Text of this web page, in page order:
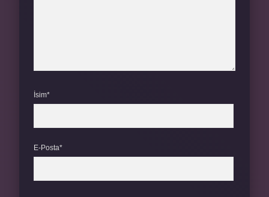
İsim*
E-Posta*